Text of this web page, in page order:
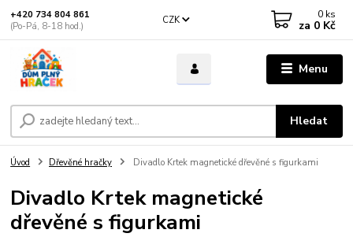
Menu
CZK
Hledat
+420 734 804 861
(Po-Pá, 8-18 hod.)
0 ks
za 0 Kč
Úvod Dřevěné hračky Divadlo Krtek magnetické dřevěné s figurkami
Divadlo Krtek magnetické
dřevěné s figurkami